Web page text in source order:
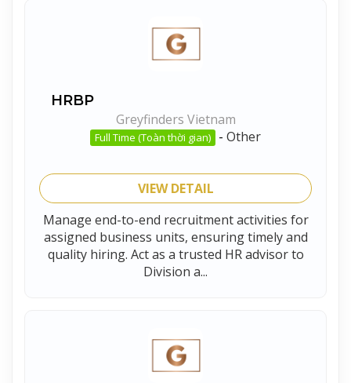
HRBP
Greyfinders Vietnam
Full Time (Toàn thời gian) - Other
VIEW DETAIL
Manage end-to-end recruitment activities for
assigned business units, ensuring timely and
quality hiring. Act as a trusted HR advisor to
Division a...